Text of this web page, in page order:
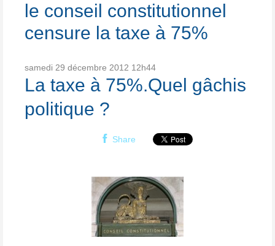
le conseil constitutionnel
censure la taxe à 75%
samedi 29 décembre 2012 12h44
La taxe à 75%.Quel gâchis
politique ?
Share